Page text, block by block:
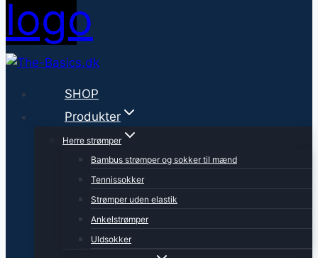
SHOP
Produkter
Herre strømper
Bambus strømper og sokker til mænd
Tennissokker
Strømper uden elastik
Ankelstrømper
Uldsokker